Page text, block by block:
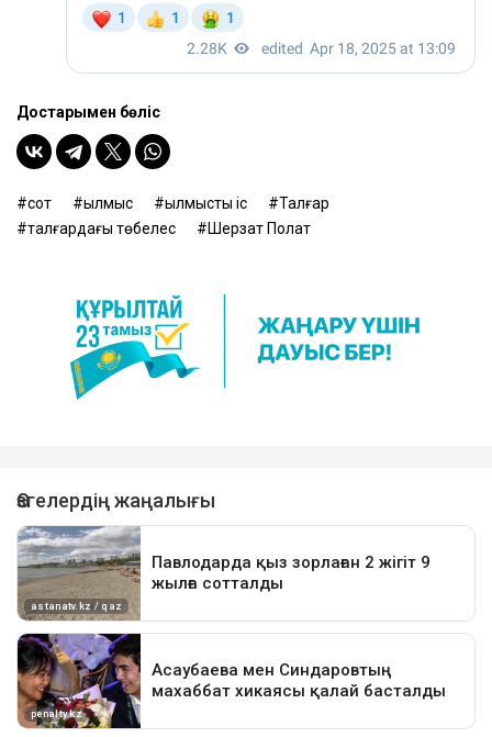
Достарыңмен бөліс
сот қылмыс қылмыстық іс
Талғар
талғардағы төбелес
Шерзат Полат